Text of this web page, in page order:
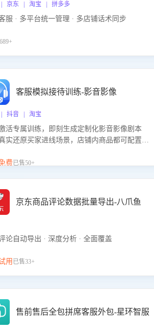
京东 | 淘宝 | 拼多多
服 · 多平台统一管理 · 多店铺话术同步
客服模拟接待训练-影音影像
抖音 | 淘宝
活专属训练，即刻生成定制化影音影像剧本
实还原买家进线场景，店铺内商品都可配置到
售前转化率。点击 “立即开通”，快速获取影音
费已售50+
京东商品评论数据批量导出-八爪鱼
论自动导出 · 深度分析 · 全面覆盖
用 已售33+
售前售后全包拼席客服外包-星环智服